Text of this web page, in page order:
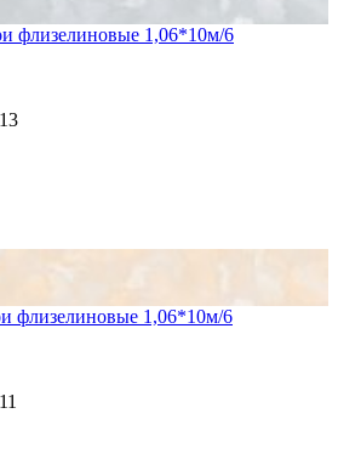
флизелиновые 1,06*10м/6
флизелиновые 1,06*10м/6